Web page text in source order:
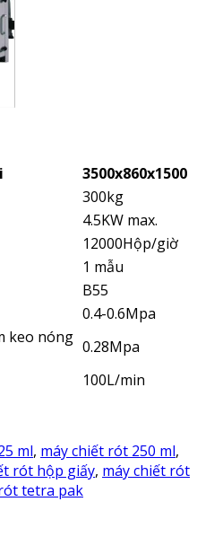
3500x860x1500
300kg
4.5KW max.
12000Hộp/giờ
1 mẫu
B55
0.4-0.6Mpa
keo nóng 0.28Mpa
100L/min
ml, máy chiết rót 250 ml,
rót hộp giấy, máy chiết rót
tetra pak